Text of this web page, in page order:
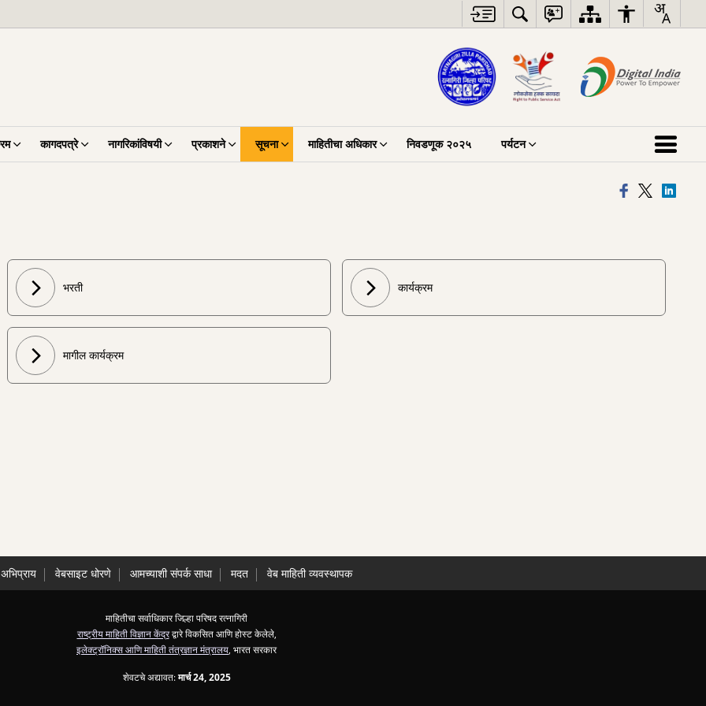
कागदपत्रे नागरिकांविषयी प्रकाशने सूचना माहितीचा अधिकार निवडणूक २०२५ पर्यटन
भरती कार्यक्रम
मागील कार्यक्रम
अभिप्राय वेबसाइट धोरणे आमच्याशी संपर्क साधा मदत वेब माहिती व्यवस्थापक
माहितीचा सर्वाधिकार जिल्हा परिषद रत्नागिरी
राष्ट्रीय माहिती विज्ञान केंद्रद्वारे विकसित आणि होस्ट केलेले,
इलेक्ट्रॉनिक्स आणि माहिती तंत्रज्ञान मंत्रालय , भारत सरकार
शेवटचे अद्यावत:मार्च 24, 2025